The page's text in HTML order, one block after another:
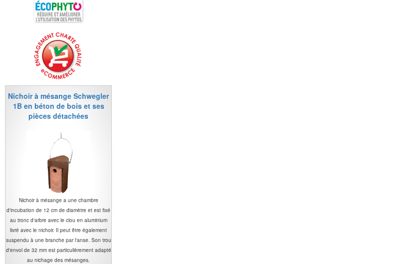
Nichoir à mésange Schwegler
1B en béton de bois et ses
pièces détachées
Nichoir à mésange a une chambre
d'incubation de 12 cm de diamètre et est fixé
au tronc d'arbre avec le clou en aluminium
livré avec le nichoir. Il peut être également
suspendu à une branche par l'anse. Son trou
d'envol de 32 mm est particulièrement adapté
au nichage des mésanges.